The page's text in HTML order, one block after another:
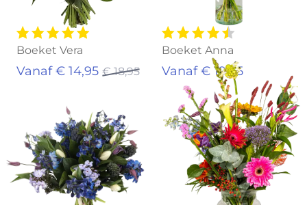
Boeket Vera
Vanaf € 14,95 € 18,95
Boeket Anna
Vanaf € 19,95